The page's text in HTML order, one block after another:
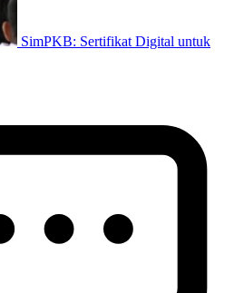
SimPKB: Sertifikat Digital untuk